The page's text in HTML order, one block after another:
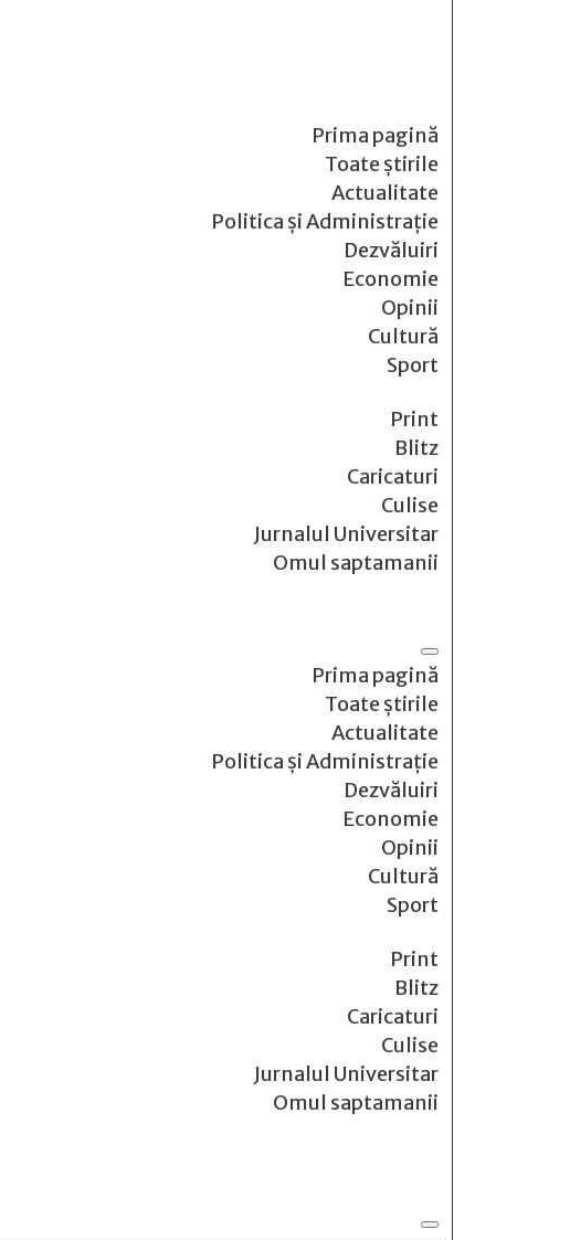
Prima pagină
Toate știrile
Actualitate
Politica și Administrație
Dezvăluiri
Economie
Opinii
Cultură
Sport
Print
Blitz
Caricaturi
Culise
Jurnalul Universitar
Omul saptamanii
Prima pagină
Toate știrile
Actualitate
Politica și Administrație
Dezvăluiri
Economie
Opinii
Cultură
Sport
Print
Blitz
Caricaturi
Culise
Jurnalul Universitar
Omul saptamanii